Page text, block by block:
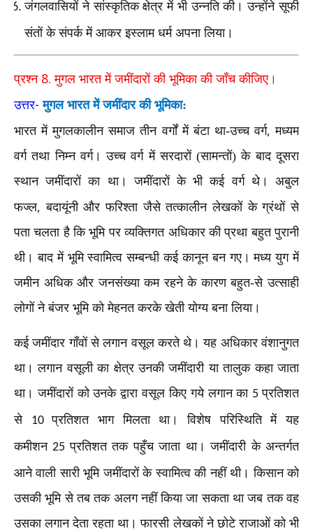
जंगलवासियों ने सांस्कृतिक क्षेत्र में भी उन्नति की। उन्होंने सूफी
संतों के संपर्क में आकर इस्लाम धर्म अपना लिया।
प्रश्न 8.मुगल भारत में जमींदारों की भूमिका की जाँच कीजिए।
उत्तर- मुगल भारत में जमींदार की भूमिका:
भारत में मुगलकालीन समाज तीन वर्गों में बंटा था-उच्च वर्ग,मध्यम
वर्ग तथा निम्न वर्ग। उच्च वर्ग में सरदारों (सामन्तों) के बाद दूसरा
स्थान जमींदारों का था। जमींदारों के भी कई वर्ग थे। अबुल
फज्ल,बदायूंनी और फरिश्ता जैसे तत्कालीन लेखकों के ग्रंथों से
पता चलता है कि भूमि पर व्यक्तिगत अधिकार की प्रथा बहुत पुरानी
थी। बाद में भूमि स्वामित्व सम्बन्धी कई कानून बन गए। मध्य युग में
जमीन अधिक और जनसंख्या कम रहने के कारण बहुत-से उत्साही
लोगों ने बंजर भूमि को मेहनत करके खेती योग्य बना लिया।
कई जमींदार गाँवों से लगान वसूल करते थे। यह अधिकार वंशानुगत
था। लगान वसूली का क्षेत्र उनकी जमींदारी या तालुक कहा जाता
था। जमींदारों को उनके द्वारा वसूल किए गये लगान का 5प्रतिशत
से 10प्रतिशत भाग मिलता था। विशेष परिस्थिति में यह
कमीशन 25प्रतिशत तक पहुँच जाता था। जमींदारी के अन्तर्गत
आने वाली सारी भूमि जमींदारों के स्वामित्व की नहीं थी। किसान को
उसकी भूमि से तब तक अलग नहीं किया जा सकता था जब तक वह
उसका लगान देता रहता था। फारसी लेखकों ने छोटे राजाओं को भी